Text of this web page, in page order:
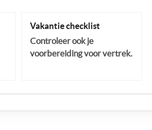
Vakantie checklist
Controleer ook je
voorbereiding voor vertrek.